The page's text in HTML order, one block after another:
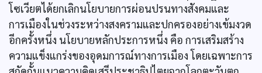
โซเวียตได้ยกเลิกนโยบายการผ่อนปรนทางสังคมและ
การเมืองในช่วงระหว่างสงครามและปกครองอย่างเข้มงวด
อีกครั้งหนึ่ง นโยบายหลักประการหนึ่ง คือ การเสริมสร้าง
ความแข็งแกร่งของอุดมการณ์ทางการเมือง โดยเฉพาะการ